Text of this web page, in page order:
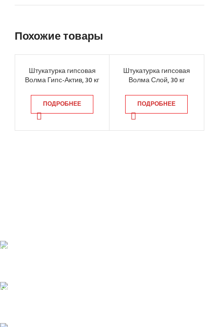
Похожие товары
Штукатурка гипсовая
Волма Гипс-Актив, 30 кг
ПОДРОБНЕЕ
Штукатурка гипсовая
Волма Слой, 30 кг
ПОДРОБНЕЕ